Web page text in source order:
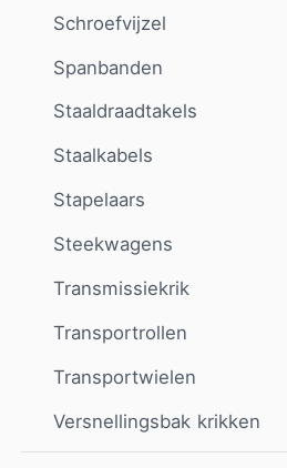
Schroefvijzel
Spanbanden
Staaldraadtakels
Staalkabels
Stapelaars
Steekwagens
Transmissiekrik
Transportrollen
Transportwielen
Versnellingsbak krikken